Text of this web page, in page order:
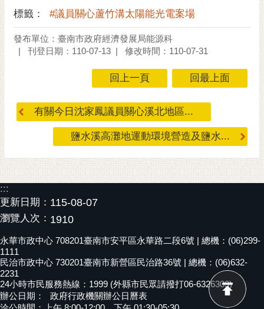
語
隱
私
全
政
站
資
開
放
宣
告
市
府
交
標籤： #議員關心蘆竹溝太陽能光電案場
發布單位：臺南市政府經濟發展局能源科
刊登日期：110-07-13
修改時間：110-07-31
回上一頁 回最上面
有關今日沈家鳳議員關心溪北地區...
鹽水溪高灘地運動環境營造及鹽水...
:::
更新日期： 115-08-07
瀏覽人次： 1910
永華市政中心 708201臺南市安平區永華路二段6號 | 總機：(06)299-
1111
民治市政中心 730201臺南市新營區民治路36號 | 總機：(06)632-
2231
24小時市民服務熱線：1999 (外縣市民眾請撥打06-6326303)
辦公日期：
政府行政機關辦公日曆表